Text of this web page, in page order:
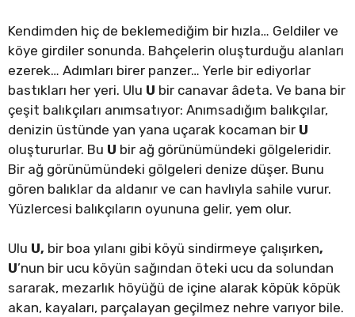
Kendimden hiç de beklemediğim bir hızla… Geldiler ve
köye girdiler sonunda. Bahçelerin oluşturduğu alanları
ezerek… Adımları birer panzer… Yerle bir ediyorlar
bastıkları her yeri. Ulu U bir canavar âdeta. Ve bana bir
çeşit balıkçıları anımsatıyor: Anımsadığım balıkçılar,
denizin üstünde yan yana uçarak kocaman bir U
oluştururlar. Bu U bir ağ görünümündeki gölgeleridir.
Bir ağ görünümündeki gölgeleri denize düşer. Bunu
gören balıklar da aldanır ve can havlıyla sahile vurur.
Yüzlercesi balıkçıların oyununa gelir, yem olur.
Ulu U, bir boa yılanı gibi köyü sindirmeye çalışırken,
U’nun bir ucu köyün sağından öteki ucu da solundan
sararak, mezarlık höyüğü de içine alarak köpük köpük
akan, kayaları, parçalayan geçilmez nehre varıyor bile.